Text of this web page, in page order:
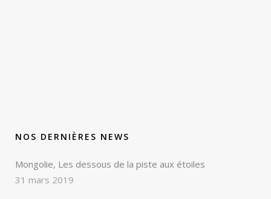
NOS DERNIÈRES NEWS
Mongolie, Les dessous de la piste aux étoiles
31 mars 2019